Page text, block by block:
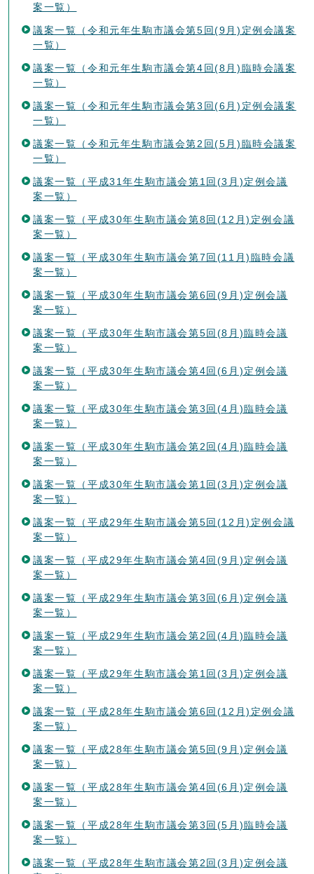
案一覧）
議案一覧（令和元年生駒市議会第5回(9月)定例会議案
一覧）
議案一覧（令和元年生駒市議会第4回(8月)臨時会議案
一覧）
議案一覧（令和元年生駒市議会第3回(6月)定例会議案
一覧）
議案一覧（令和元年生駒市議会第2回(5月)臨時会議案
一覧）
議案一覧（平成31年生駒市議会第1回(3月)定例会議
案一覧）
議案一覧（平成30年生駒市議会第8回(12月)定例会議
案一覧）
議案一覧（平成30年生駒市議会第7回(11月)臨時会議
案一覧）
議案一覧（平成30年生駒市議会第6回(9月)定例会議
案一覧）
議案一覧（平成30年生駒市議会第5回(8月)臨時会議
案一覧）
議案一覧（平成30年生駒市議会第4回(6月)定例会議
案一覧）
議案一覧（平成30年生駒市議会第3回(4月)臨時会議
案一覧）
議案一覧（平成30年生駒市議会第2回(4月)臨時会議
案一覧）
議案一覧（平成30年生駒市議会第1回(3月)定例会議
案一覧）
議案一覧（平成29年生駒市議会第5回(12月)定例会議
案一覧）
議案一覧（平成29年生駒市議会第4回(9月)定例会議
案一覧）
議案一覧（平成29年生駒市議会第3回(6月)定例会議
案一覧）
議案一覧（平成29年生駒市議会第2回(4月)臨時会議
案一覧）
議案一覧（平成29年生駒市議会第1回(3月)定例会議
案一覧）
議案一覧（平成28年生駒市議会第6回(12月)定例会議
案一覧）
議案一覧（平成28年生駒市議会第5回(9月)定例会議
案一覧）
議案一覧（平成28年生駒市議会第4回(6月)定例会議
案一覧）
議案一覧（平成28年生駒市議会第3回(5月)臨時会議
案一覧）
議案一覧（平成28年生駒市議会第2回(3月)定例会議